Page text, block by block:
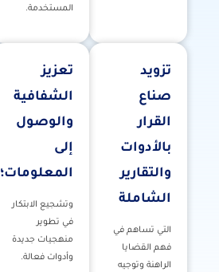
المستخدمة.
تزويد
صناع
القرار
بالأدوات
والتقارير
الشاملة
التي تساهم في
فهم القضايا
الراهنة وتوجيه
تعزيز
الشفافية
والوصول
إلى
المعلومات؛
وتشجيع الابتكار
في تطوير
منهجيات جديدة
وأدوات فعالة.